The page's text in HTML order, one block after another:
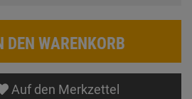
DEN WARENKORB
Auf den Merkzettel